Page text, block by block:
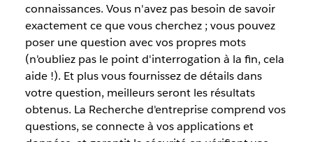
connaissances. Vous n'avez pas besoin de savoir
exactement ce que vous cherchez ; vous pouvez
poser une question avec vos propres mots
(n'oubliez pas le point d'interrogation à la fin, cela
aide !). Et plus vous fournissez de détails dans
votre question, meilleurs seront les résultats
obtenus. La Recherche d'entreprise comprend vos
questions, se connecte à vos applications et